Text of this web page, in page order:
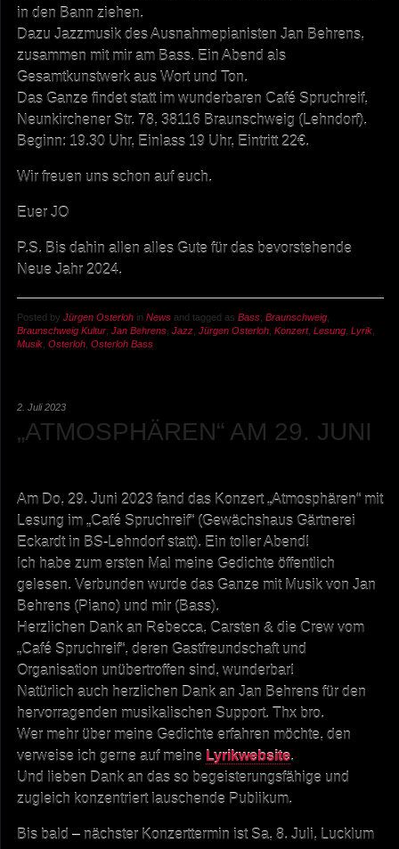
in den Bann ziehen.
Dazu Jazzmusik des Ausnahmepianisten Jan Behrens,
zusammen mit mir am Bass. Ein Abend als
Gesamtkunstwerk aus Wort und Ton.
Das Ganze findet statt im wunderbaren Café Spruchreif,
Neunkirchener Str. 78, 38116 Braunschweig (Lehndorf).
Beginn: 19.30 Uhr, Einlass 19 Uhr, Eintritt 22€.
Wir freuen uns schon auf euch.
Euer JO
P.S. Bis dahin allen alles Gute für das bevorstehende
Neue Jahr 2024.
Posted by Jürgen Osterloh in News and tagged as Bass Braunschweig
Braunschweig Kultur Jan Behrens Jazz Jürgen Osterloh Konzert, Lesung Lyrik
Musik Osterloh Osterloh Bass
2. Juli 2023
„ATMOSPHÄREN“ AM 29. JUNI
Am Do, 29. Juni 2023 fand das Konzert „Atmosphären“ mit
Lesung im „Café Spruchreif“ (Gewächshaus Gärtnerei
Eckardt in BS-Lehndorf statt). Ein toller Abend!
Ich habe zum ersten Mal meine Gedichte öffentlich
gelesen. Verbunden wurde das Ganze mit Musik von Jan
Behrens (Piano) und mir (Bass).
Herzlichen Dank an Rebecca, Carsten & die Crew vom
„Café Spruchreif“, deren Gastfreundschaft und
Organisation unübertroffen sind, wunderbar!
Natürlich auch herzlichen Dank an Jan Behrens für den
hervorragenden musikalischen Support. Thx bro.
Wer mehr über meine Gedichte erfahren möchte, den
verweise ich gerne auf meine Lyrikwebsite.
Und lieben Dank an das so begeisterungsfähige und
zugleich konzentriert lauschende Publikum.
Bis bald – nächster Konzerttermin ist Sa, 8. Juli, Lucklum